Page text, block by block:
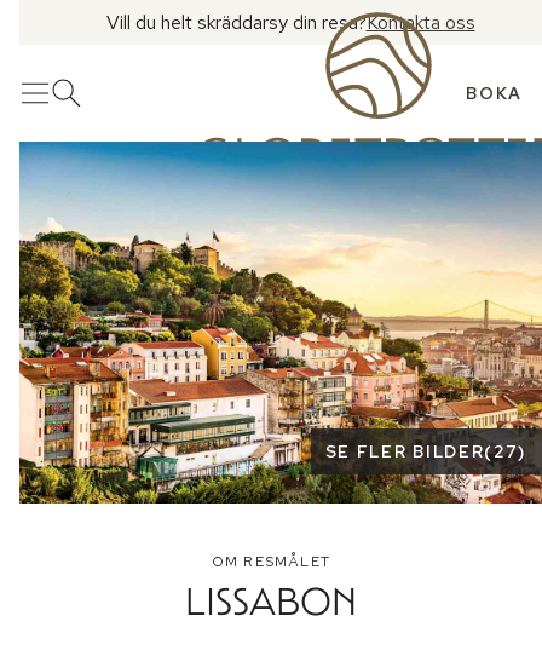
Vill du helt skräddarsy din resa?Kontakta oss
MenyÖppna sök BOKA
Se fler bilder
SE FLER BILDER(27)
OM RESMÅLET
LISSABON